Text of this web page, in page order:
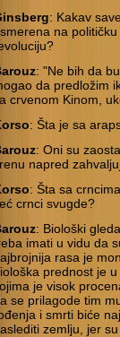
: Kakav
na
: "Ne bih da
da predložim
crvenom Kinom,
: Šta je sa
: Oni su
napred
: Šta sa
crnci svugde?
: Biološki
imati u vidu da
rasa je
prednost je
je visok
se prilagode tim
i smrti biće
zemlju, jer